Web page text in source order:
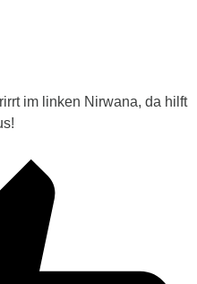
im linken Nirwana, da hilft